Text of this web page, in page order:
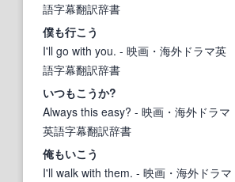
語字幕翻訳辞書
僕も行こう
I'll go with you. - 映画・海外ドラマ英
語字幕翻訳辞書
いつもこうか?
Always this easy? - 映画・海外ドラマ
英語字幕翻訳辞書
俺もいこう
I'll walk with them. - 映画・海外ドラマ